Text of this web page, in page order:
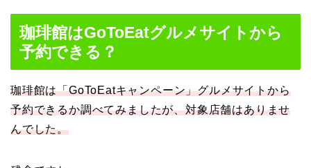
珈琲館はGoToEatグルメサイトから
予約できる？
珈琲館は「GoToEatキャンペーン」グルメサイトから
予約できるか調べてみましたが、対象店舗はありませ
んでした。